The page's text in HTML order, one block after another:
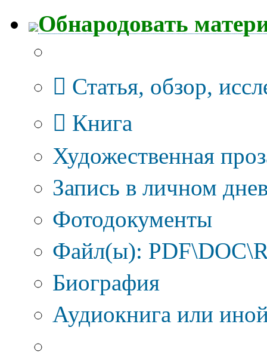
Обнародовать
Статья, обзор,
Книга
Художественная
Запись в личном
Фотодокументы
Файл(ы):
Биография
Аудиокнига или